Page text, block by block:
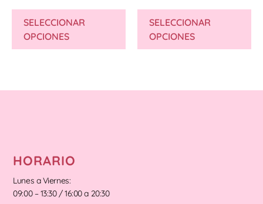
SELECCIONAR
OPCIONES
SELECCIONAR
OPCIONES
HORARIO
Lunes a Viernes:
09:00 – 13:30 / 16:00 a 20:30